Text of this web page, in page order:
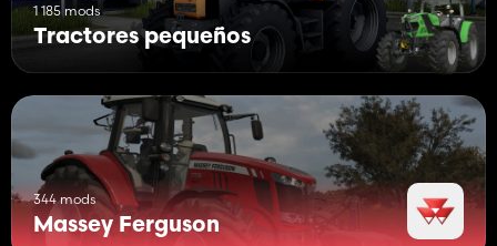
1 185 mods
Tractores pequeños
344 mods
Massey Ferguson